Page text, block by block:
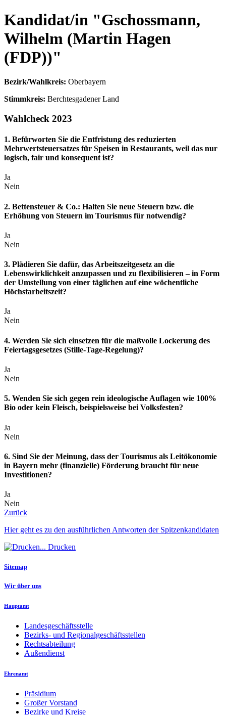
Kandidat/in "Gschossmann,
Wilhelm (Martin Hagen
(FDP))"
Bezirk/Wahlkreis: Oberbayern
Stimmkreis: Berchtesgadener Land
Wahlcheck 2023
1. Befürworten Sie die Entfristung des reduzierten
Mehrwertsteuersatzes für Speisen in Restaurants, weil das nur
logisch, fair und konsequent ist?
Ja
Nein
2. Bettensteuer & Co.: Halten Sie neue Steuern bzw. die
Erhöhung von Steuern im Tourismus für notwendig?
Ja
Nein
3. Plädieren Sie dafür, das Arbeitszeitgesetz an die
Lebenswirklichkeit anzupassen und zu flexibilisieren – in Form
der Umstellung von einer täglichen auf eine wöchentliche
Höchstarbeitszeit?
Ja
Nein
4. Werden Sie sich einsetzen für die maßvolle Lockerung des
Feiertagsgesetzes (Stille-Tage-Regelung)?
Ja
Nein
5. Wenden Sie sich gegen rein ideologische Auflagen wie 100%
Bio oder kein Fleisch, beispielsweise bei Volksfesten?
Ja
Nein
6. Sind Sie der Meinung, dass der Tourismus als Leitökonomie
in Bayern mehr (finanzielle) Förderung braucht für neue
Investitionen?
Ja
Nein
Zurück
Hier geht es zu den ausführlichen Antworten der Spitzenkandidaten
Drucken
Sitemap
Wir über uns
Hauptamt
Landesgeschäftsstelle
Bezirks- und Regionalgeschäftsstellen
Rechtsabteilung
Außendienst
Ehrenamt
Präsidium
Großer Vorstand
Bezirke und Kreise